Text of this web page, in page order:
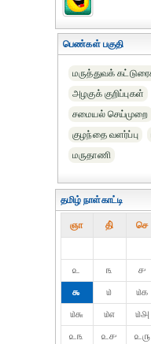
பெண்கள் பகுதி
மருத்துவக்
அழகுக் குறிப்புகள்
சமையல் செய்முறை
குழந்தை வளர்ப்பு
மருதாணி
தமிழ் நாள்காட்டி
ஞா தி் செ
௨
௩ ௪
௯
௰ ௰௧
௰௬
௰௭ ௰௮
௨௩
௨௪ ௨௫